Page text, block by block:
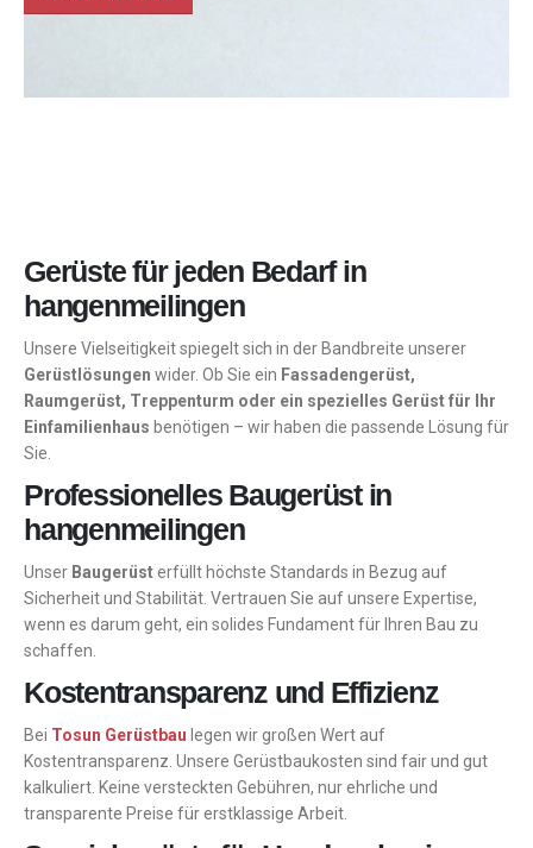
Gerüste für jeden Bedarf in
hangenmeilingen
Unsere Vielseitigkeit spiegelt sich in der Bandbreite unserer
Gerüstlösungen wider. Ob Sie ein Fassadengerüst,
Raumgerüst, Treppenturm oder ein spezielles Gerüst für Ihr
Einfamilienhaus benötigen – wir haben die passende Lösung für
Sie.
Professionelles Baugerüst in
hangenmeilingen
Unser Baugerüsterfüllt höchste Standards in Bezug auf
Sicherheit und Stabilität. Vertrauen Sie auf unsere Expertise,
wenn es darum geht, ein solides Fundament für Ihren Bau zu
schaffen.
Kostentransparenz und Effizienz
Bei Tosun Gerüstbau legen wir großen Wert auf
Kostentransparenz. Unsere Gerüstbaukosten sind fair und gut
kalkuliert. Keine versteckten Gebühren, nur ehrliche und
transparente Preise für erstklassige Arbeit.